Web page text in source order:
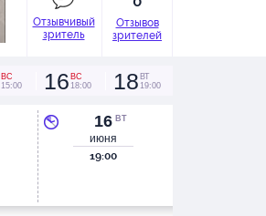
Отзывчивый
зритель
Отзывов
зрителей
ВС
15:00
16 ВС
18:00
18 ВТ
19:00
16 ВТ
июня
19:00